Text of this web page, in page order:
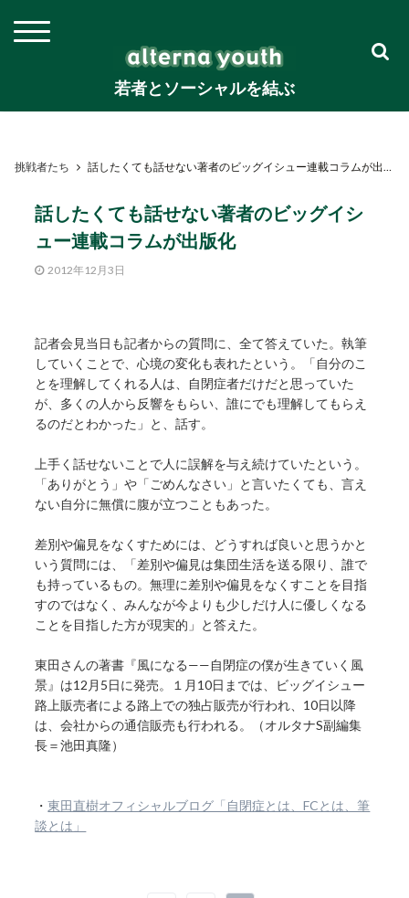
若者とソーシャルを結ぶ
挑戦者たち 話したくても話せない著者のビッグイシュー連載コラムが出版化
話したくても話せない著者のビッグイシ
ュー連載コラムが出版化
2012年12月3日
記者会見当日も記者からの質問に、全て答えていた。執筆
していくことで、心境の変化も表れたという。「自分のこ
とを理解してくれる人は、自閉症者だけだと思っていた
が、多くの人から反響をもらい、誰にでも理解してもらえ
るのだとわかった」と、話す。
上手く話せないことで人に誤解を与え続けていたという。
「ありがとう」や「ごめんなさい」と言いたくても、言え
ない自分に無償に腹が立つこともあった。
差別や偏見をなくすためには、どうすれば良いと思うかと
いう質問には、「差別や偏見は集団生活を送る限り、誰で
も持っているもの。無理に差別や偏見をなくすことを目指
すのではなく、みんなが今よりも少しだけ人に優しくなる
ことを目指した方が現実的」と答えた。
東田さんの著書『風になる——自閉症の僕が生きていく風
景』は12月5日に発売。１月10日までは、ビッグイシュー
路上販売者による路上での独占販売が行われ、10日以降
は、会社からの通信販売も行われる。（オルタナS副編集
長＝池田真隆）
・東田直樹オフィシャルブログ「自閉症とは、FCとは、筆
談とは」